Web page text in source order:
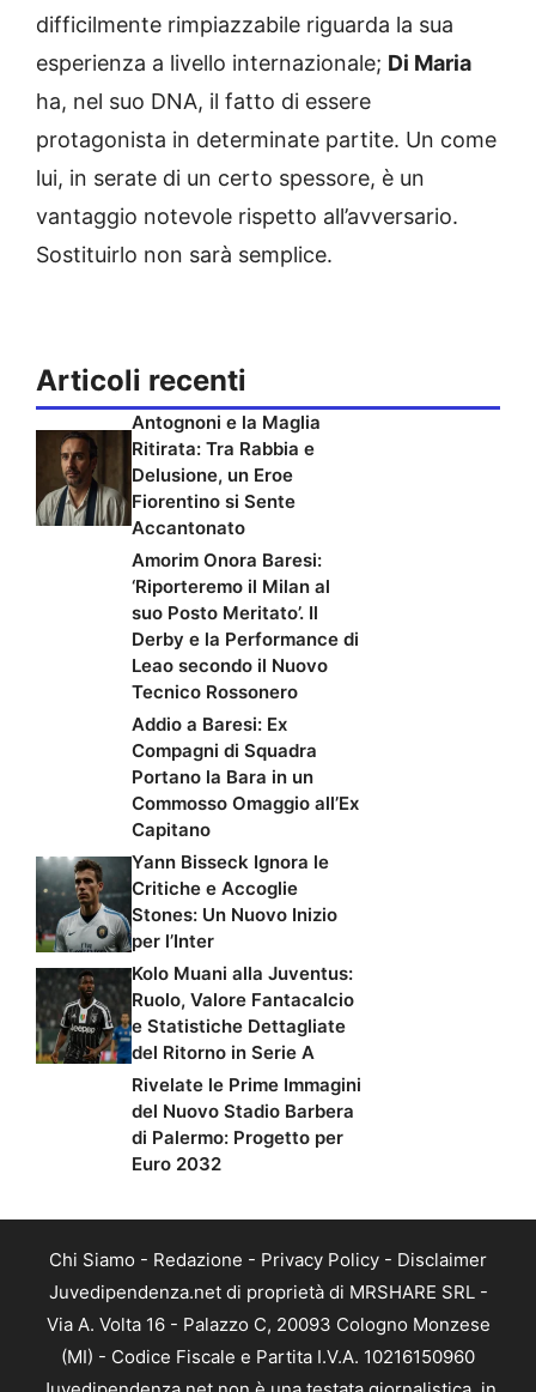
difficilmente rimpiazzabile riguarda la sua
esperienza a livello internazionale; Di Maria
ha, nel suo DNA, il fatto di essere
protagonista in determinate partite. Un come
lui, in serate di un certo spessore, è un
vantaggio notevole rispetto all’avversario.
Sostituirlo non sarà semplice.
Articoli recenti
Antognoni e la Maglia
Ritirata: Tra Rabbia e
Delusione, un Eroe
Fiorentino si Sente
Accantonato
Amorim Onora Baresi:
‘Riporteremo il Milan al
suo Posto Meritato’. Il
Derby e la Performance di
Leao secondo il Nuovo
Tecnico Rossonero
Addio a Baresi: Ex
Compagni di Squadra
Portano la Bara in un
Commosso Omaggio all’Ex
Capitano
Yann Bisseck Ignora le
Critiche e Accoglie
Stones: Un Nuovo Inizio
per l’Inter
Kolo Muani alla Juventus:
Ruolo, Valore Fantacalcio
e Statistiche Dettagliate
del Ritorno in Serie A
Rivelate le Prime Immagini
del Nuovo Stadio Barbera
di Palermo: Progetto per
Euro 2032
Chi Siamo - Redazione - Privacy Policy - Disclaimer
Juvedipendenza.net di proprietà di MRSHARE SRL -
Via A. Volta 16 - Palazzo C, 20093 Cologno Monzese
(MI) - Codice Fiscale e Partita I.V.A. 10216150960